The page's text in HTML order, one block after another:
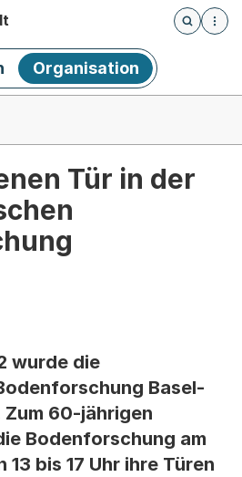
Öffnet
Organisation
Tür in der
wurde die
Basel-
60-jährigen
Bodenforschung am
13 bis 17 Uhr ihre Türen